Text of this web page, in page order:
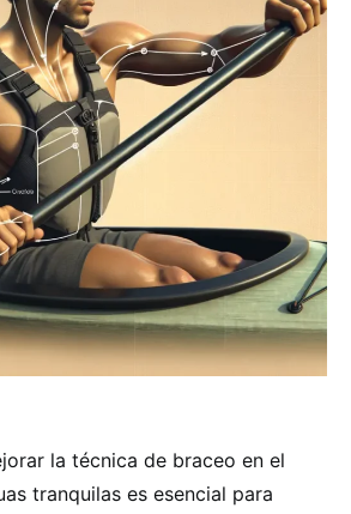
la técnica de braceo en el
tranquilas es esencial para